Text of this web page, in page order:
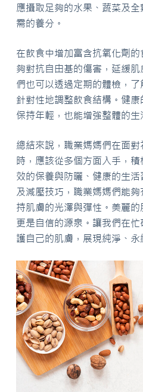
應攝取足夠的水果、蔬菜及
需的養分。
在飲食中增加富含抗氧化劑
夠對抗自由基的傷害，延緩
們也可以透過定期的體檢，
針對性地調整飲食結構。健
保持年輕，也能增強整體的生
總結來說，職業媽媽們在面
時，應該從多個方面入手，
效的保養與防曬、健康的生
及減壓技巧，職業媽媽們能
持肌膚的光澤與彈性。美麗的
更是自信的源泉。讓我們在
護自己的肌膚，展現純淨、永